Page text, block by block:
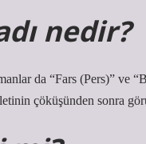
nedir?
da “Fars (Pers)” ve
çöküşünden sonra